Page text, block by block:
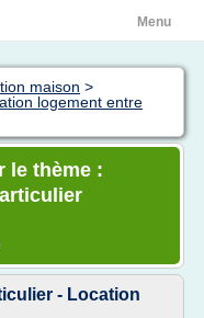
Menu
maison >
logement entre
le thème :
- Location